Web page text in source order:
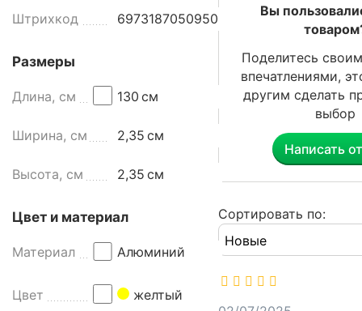
р
в
н
а
д
я
в
б
р
Штрихкод 6973187050950
Размеры
Длина, см 130 см
Ширина, см 2,35 см
Высота, см 2,35 см
Цвет и материал
Материал Алюминий
Цвет желтый
Вы
Поделитесь
впечатлениями,
другим сделать
выбор
Написать
Сортировать по: